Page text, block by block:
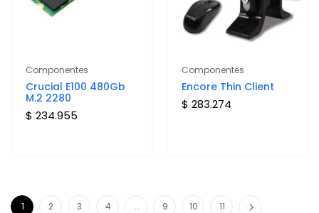
Componentes
Crucial E100 480Gb
M.2 2280
$ 234.955
Componentes
Encore Thin Client
$ 283.274
1 2 3 4 … 9 10 11